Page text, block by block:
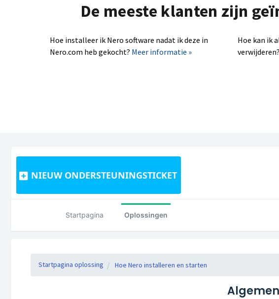
De meeste klanten zijn
Hoe installeer ik Nero software nadat ik deze in
Nero.com heb gekocht? Meer informatie »
Hoe kan ik
verwijderen?
NIEUW ONDERSTEUNINGSTICKET
Startpagina Oplossingen
Startpagina oplossing Hoe Nero installeren en starten